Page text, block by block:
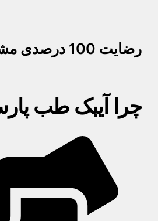
رضایت 100 درصدی مشتریان
چرا آیبک طب